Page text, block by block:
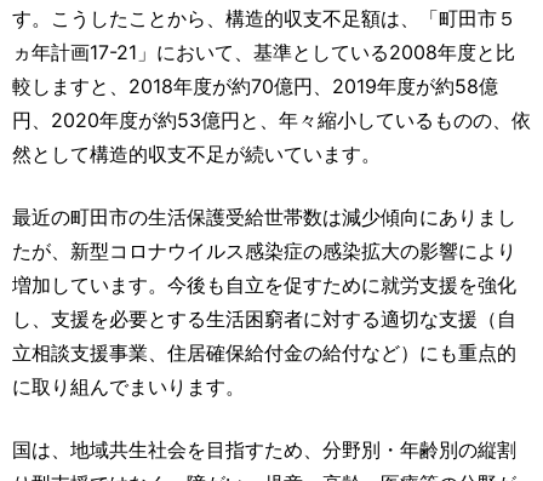
す。こうしたことから、構造的収支不足額は、「町田市５
ヵ年計画17-21」において、基準としている2008年度と比
較しますと、2018年度が約70億円、2019年度が約58億
円、2020年度が約53億円と、年々縮小しているものの、依
然として構造的収支不足が続いています。
最近の町田市の生活保護受給世帯数は減少傾向にありまし
たが、新型コロナウイルス感染症の感染拡大の影響により
増加しています。今後も自立を促すために就労支援を強化
し、支援を必要とする生活困窮者に対する適切な支援（自
立相談支援事業、住居確保給付金の給付など）にも重点的
に取り組んでまいります。
国は、地域共生社会を目指すため、分野別・年齢別の縦割